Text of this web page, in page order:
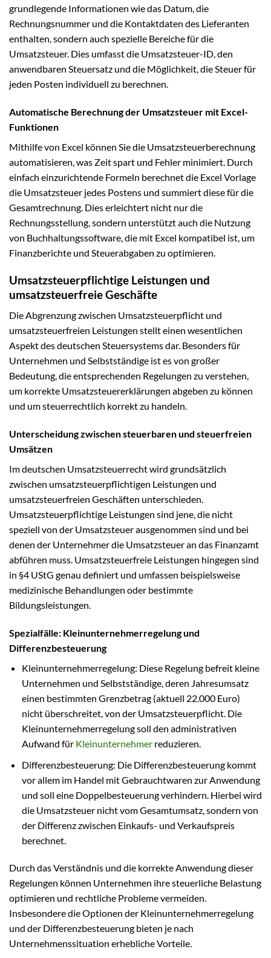
grundlegende Informationen wie das Datum, die
Rechnungsnummer und die Kontaktdaten des Lieferanten
enthalten, sondern auch spezielle Bereiche für die
Umsatzsteuer. Dies umfasst die Umsatzsteuer-ID, den
anwendbaren Steuersatz und die Möglichkeit, die Steuer für
jeden Posten individuell zu berechnen.
Automatische Berechnung der Umsatzsteuer mit Excel-
Funktionen
Mithilfe von Excel können Sie die Umsatzsteuerberechnung
automatisieren, was Zeit spart und Fehler minimiert. Durch
einfach einzurichtende Formeln berechnet die Excel Vorlage
die Umsatzsteuer jedes Postens und summiert diese für die
Gesamtrechnung. Dies erleichtert nicht nur die
Rechnungsstellung, sondern unterstützt auch die Nutzung
von Buchhaltungssoftware, die mit Excel kompatibel ist, um
Finanzberichte und Steuerabgaben zu optimieren.
Umsatzsteuerpflichtige Leistungen und
umsatzsteuerfreie Geschäfte
Die Abgrenzung zwischen Umsatzsteuerpflicht und
umsatzsteuerfreien Leistungen stellt einen wesentlichen
Aspekt des deutschen Steuersystems dar. Besonders für
Unternehmen und Selbstständige ist es von großer
Bedeutung, die entsprechenden Regelungen zu verstehen,
um korrekte Umsatzsteuererklärungen abgeben zu können
und um steuerrechtlich korrekt zu handeln.
Unterscheidung zwischen steuerbaren und steuerfreien
Umsätzen
Im deutschen Umsatzsteuerrecht wird grundsätzlich
zwischen umsatzsteuerpflichtigen Leistungen und
umsatzsteuerfreien Geschäften unterschieden.
Umsatzsteuerpflichtige Leistungen sind jene, die nicht
speziell von der Umsatzsteuer ausgenommen sind und bei
denen der Unternehmer die Umsatzsteuer an das Finanzamt
abführen muss. Umsatzsteuerfreie Leistungen hingegen sind
in §4 UStG genau definiert und umfassen beispielsweise
medizinische Behandlungen oder bestimmte
Bildungsleistungen.
Spezialfälle: Kleinunternehmerregelung und
Differenzbesteuerung
Kleinunternehmerregelung: Diese Regelung befreit kleine
Unternehmen und Selbstständige, deren Jahresumsatz
einen bestimmten Grenzbetrag (aktuell 22.000 Euro)
nicht überschreitet, von der Umsatzsteuerpflicht. Die
Kleinunternehmerregelung soll den administrativen
Aufwand für Kleinunternehmerreduzieren.
Differenzbesteuerung: Die Differenzbesteuerung kommt
vor allem im Handel mit Gebrauchtwaren zur Anwendung
und soll eine Doppelbesteuerung verhindern. Hierbei wird
die Umsatzsteuer nicht vom Gesamtumsatz, sondern von
der Differenz zwischen Einkaufs- und Verkaufspreis
berechnet.
Durch das Verständnis und die korrekte Anwendung dieser
Regelungen können Unternehmen ihre steuerliche Belastung
optimieren und rechtliche Probleme vermeiden.
Insbesondere die Optionen der Kleinunternehmerregelung
und der Differenzbesteuerung bieten je nach
Unternehmenssituation erhebliche Vorteile.